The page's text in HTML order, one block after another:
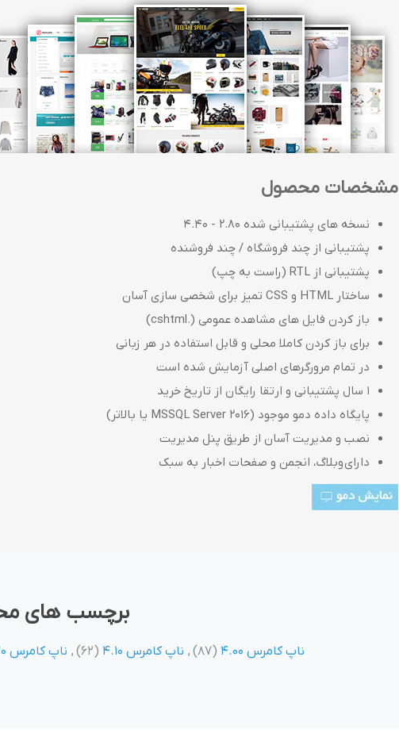
مشخصات محصول
نسخه های پشتیبانی شده 2.80 - 4.40
پشتیبانی از چند فروشگاه / چند فروشنده
پشتیبانی از RTL (راست به چپ)
ساختار HTML و CSS تمیز برای شخصی سازی آسان
باز کردن فایل های مشاهده عمومی (.cshtml)
برای باز کردن کاملا محلی و قابل استفاده در هر زبانی
در تمام مرورگرهای اصلی آزمایش شده است
1 سال پشتیبانی و ارتقا رایگان از تاریخ خرید
پایگاه داده دمو موجود (MSSQL Server 2016 یا بالاتر)
نصب و مدیریت آسان از طریق پنل مدیریت
دارای وبلاگ، انجمن و صفحات اخبار به سبک
برچسب های
ناپ کامرس 4.00 (87)
, ناپ کامرس 4.10 (62)
, ناپ کامرس 4.20